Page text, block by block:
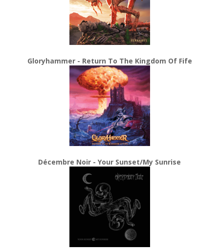
Gloryhammer - Return To The Kingdom Of Fife
Décembre Noir - Your Sunset/My Sunrise